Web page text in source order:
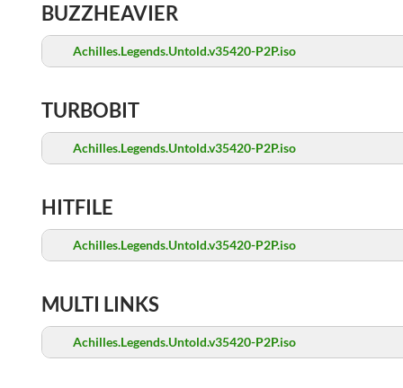
BUZZHEAVIER
Achilles.Legends.Untold.v35420-P2P.iso
TURBOBIT
Achilles.Legends.Untold.v35420-P2P.iso
HITFILE
Achilles.Legends.Untold.v35420-P2P.iso
MULTI LINKS
Achilles.Legends.Untold.v35420-P2P.iso